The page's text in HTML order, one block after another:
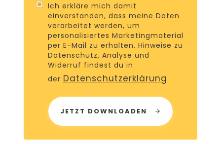
Ich erkläre mich damit
einverstanden, dass meine Daten
verarbeitet werden, um
personalisiertes Marketingmaterial
per E-Mail zu erhalten. Hinweise zu
Datenschutz, Analyse und
Widerruf findest du in
der Datenschutzerklärung
JETZT DOWNLOADEN